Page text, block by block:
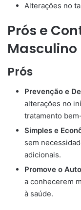
Alterações no
Prós e
Masculino
Prós
Prevenção e
alterações no
tratamento
Simples e
sem
adicionais.
Promove o
a conhecerem
à saúde.